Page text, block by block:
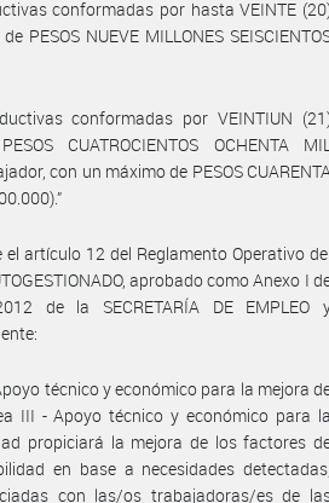
conformadas por hasta VEINTE
PESOS NUEVE MILLONES
conformadas por VEINTIUN
CUATROCIENTOS OCHENTA
con un máximo de PESOS
el artículo 12 del Reglamento Operativo
aprobado como Anexo I
de la SECRETARÍA DE EMPLEO
técnico y económico para la mejora
III - Apoyo técnico y económico para
propiciará la mejora de los factores
en base a necesidades
con las/os trabajadoras/es de